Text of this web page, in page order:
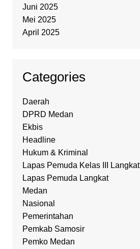
Juni 2025
Mei 2025
April 2025
Categories
Daerah
DPRD Medan
Ekbis
Headline
Hukum & Kriminal
Lapas Pemuda Kelas III Langkat
Lapas Pemuda Langkat
Medan
Nasional
Pemerintahan
Pemkab Samosir
Pemko Medan